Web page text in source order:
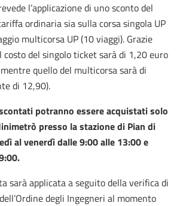
l’applicazione di uno sconto del
ordinaria sia sulla corsa singola UP
multicorsa UP (10 viaggi). Grazie
costo del singolo ticket sarà di 1,20 euro
quello del multicorsa sarà di
di 12,90).
potranno essere acquistati solo
presso la stazione di Pian di
al venerdì dalle 9:00 alle 13:00 e
sarà applicata a seguito della verifica di
degli Ingegneri al momento